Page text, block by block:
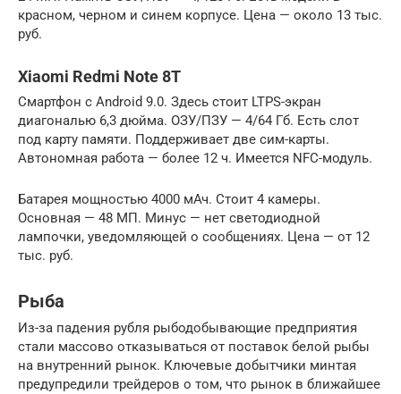
красном, черном и синем корпусе. Цена — около 13 тыс.
руб.
Xiaomi Redmi Note 8T
Смартфон с Android 9.0. Здесь стоит LTPS-экран
диагональю 6,3 дюйма. ОЗУ/ПЗУ — 4/64 Гб. Есть слот
под карту памяти. Поддерживает две сим-карты.
Автономная работа — более 12 ч. Имеется NFC-модуль.
Батарея мощностью 4000 мАч. Стоит 4 камеры.
Основная — 48 МП. Минус — нет светодиодной
лампочки, уведомляющей о сообщениях. Цена — от 12
тыс. руб.
Рыба
Из-за падения рубля рыбодобывающие предприятия
стали массово отказываться от поставок белой рыбы
на внутренний рынок. Ключевые добытчики минтая
предупредили трейдеров о том, что рынок в ближайшее